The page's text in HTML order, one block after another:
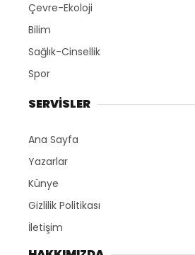
Çevre-Ekoloji
Bilim
Sağlık-Cinsellik
Spor
SERVİSLER
Ana Sayfa
Yazarlar
Künye
Gizlilik Politikası
İletişim